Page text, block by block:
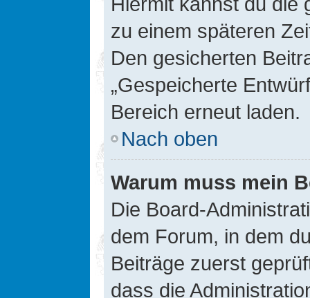
zu einem späteren
Den gesicherten
„Gespeicherte
Bereich erneut laden.
Nach oben
Warum muss mein
Die Board-
dem Forum, in dem
Beiträge zuerst
dass die